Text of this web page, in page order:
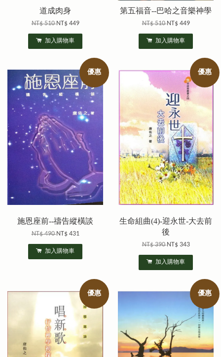
道成肉身
NT$ 510NT$ 449
加入購物車
第五福音--巴哈之音樂神學
NT$ 510NT$ 449
加入購物車
優惠
施恩座前--禱告縱橫談
NT$ 490NT$ 431
加入購物車
優惠
生命組曲(4)-迎永世-大去前
後
NT$ 390NT$ 343
加入購物車
優惠 優惠